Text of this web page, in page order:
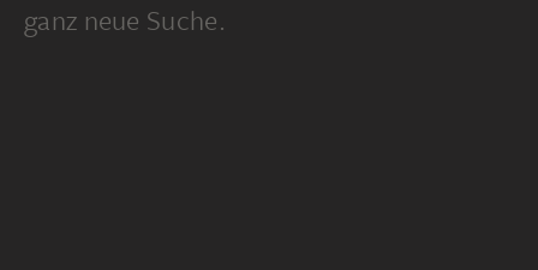
ganz neue Suche.